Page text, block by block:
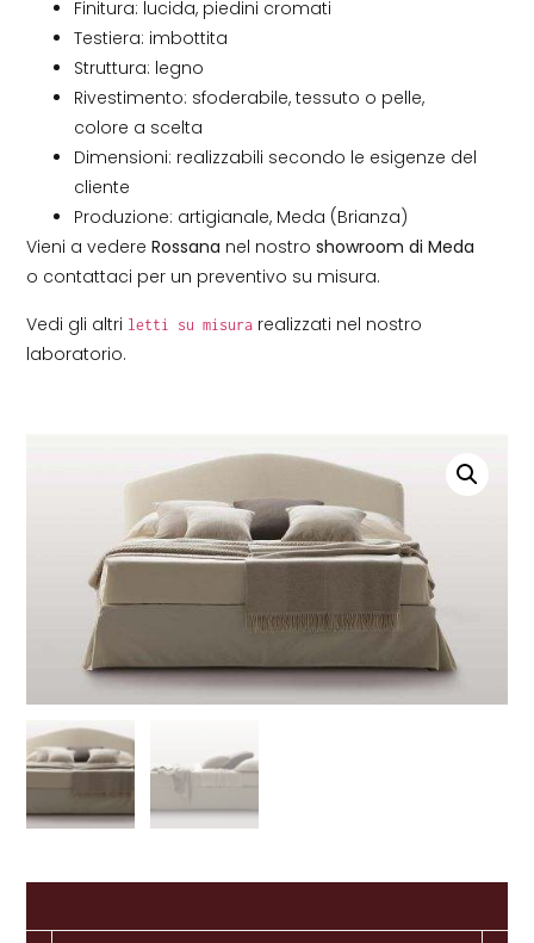
Finitura: lucida, piedini cromati
Testiera: imbottita
Struttura: legno
Rivestimento: sfoderabile, tessuto o pelle,
colore a scelta
Dimensioni: realizzabili secondo le esigenze del
cliente
Produzione: artigianale, Meda (Brianza)
Vieni a vedereRossana nel nostroshowroom di Meda
o contattaci per un preventivo su misura.
Vedi gli altri letti su misura realizzati nel nostro
laboratorio.